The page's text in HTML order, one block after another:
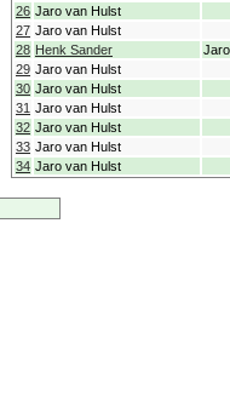
26 Jaro van Hulst
27 Jaro van Hulst
28 Henk Sander
29 Jaro van Hulst
30 Jaro van Hulst
31 Jaro van Hulst
32 Jaro van Hulst
33 Jaro van Hulst
34 Jaro van Hulst